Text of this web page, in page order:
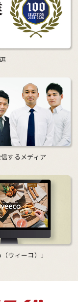
するメディア
ウィーコ）」